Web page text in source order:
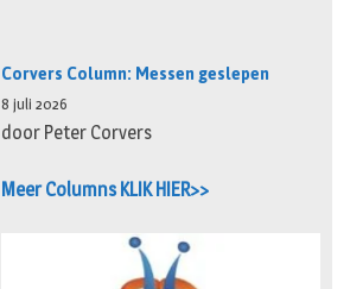
Corvers Column: Messen geslepen
8 juli 2026
door Peter Corvers
Meer Columns KLIK HIER>>